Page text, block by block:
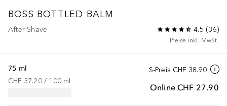
BOSS BOTTLED BALM
After Shave 4.5 (36)
Preise inkl. MwSt.
S-Preis CHF 38.90
Online CHF 27.90
75 ml
CHF 37.20 / 100 ml